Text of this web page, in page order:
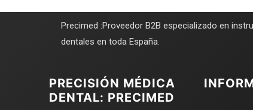
Precimed :Proveedor B2B especializado en
dentales en toda España.
PRECISIÓN MÉDICA
DENTAL: PRECIMED